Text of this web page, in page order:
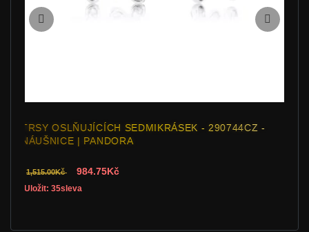
SEDMIKRÁSEK - 290744CZ -
DUBNOVÉ KAPKY -